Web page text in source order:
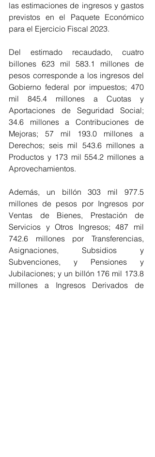
las estimaciones de ingresos y gastos
previstos en el Paquete Económico
para el Ejercicio Fiscal 2023.
Del estimado recaudado, cuatro
billones 623 mil 583.1 millones de
pesos corresponde a los ingresos del
Gobierno federal por impuestos; 470
mil 845.4 millones a Cuotas y
Aportaciones de Seguridad Social;
34.6 millones a Contribuciones de
Mejoras; 57 mil 193.0 millones a
Derechos; seis mil 543.6 millones a
Productos y 173 mil 554.2 millones a
Aprovechamientos.
Además, un billón 303 mil 977.5
millones de pesos por Ingresos por
Ventas de Bienes, Prestación de
Servicios y Otros Ingresos; 487 mil
742.6 millones por Transferencias,
Asignaciones, Subsidios y
Subvenciones, y Pensiones y
Jubilaciones; y un billón 176 mil 173.8
millones a Ingresos Derivados de